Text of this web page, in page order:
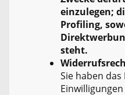
einzulegen;
Profiling,
steht.
Sie haben